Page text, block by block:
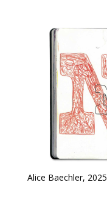
Alice Baechler, 2025